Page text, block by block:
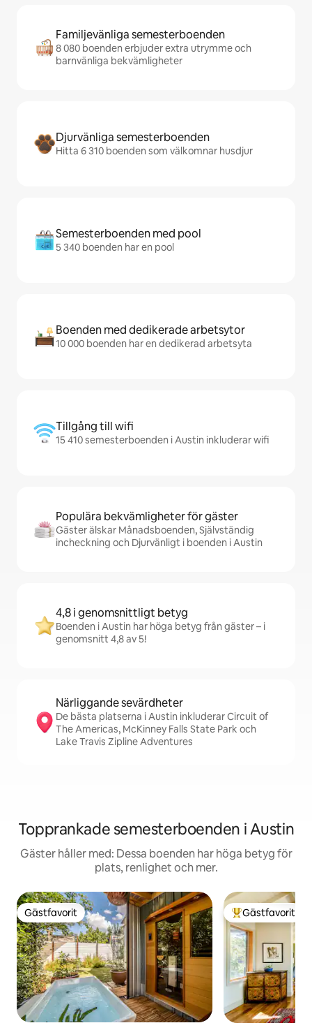
Familjevänliga semesterboenden
8 080 boenden erbjuder extra utrymme och
barnvänliga bekvämligheter
Djurvänliga semesterboenden
Hitta 6 310 boenden som välkomnar husdjur
Semesterboenden med pool
5 340 boenden har en pool
Boenden med dedikerade arbetsytor
10 000 boenden har en dedikerad arbetsyta
Tillgång till wifi
15 410 semesterboenden i Austin inkluderar wifi
Populära bekvämligheter för gäster
Gäster älskar Månadsboenden, Självständig
incheckning och Djurvänligt i boenden i Austin
4,8 i genomsnittligt betyg
Boenden i Austin har höga betyg från gäster – i
genomsnitt 4,8 av 5!
Närliggande sevärdheter
De bästa platserna i Austin inkluderar Circuit of
The Americas, McKinney Falls State Park och
Lake Travis Zipline Adventures
Topprankade semesterboenden i Austin
Gäster håller med: Dessa boenden har höga betyg för
plats, renlighet och mer.
Gästfavorit
Gästfavorit Populär
Gästfavorit